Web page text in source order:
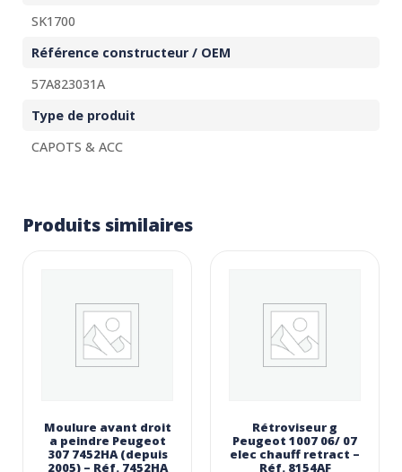
SK1700
Référence constructeur / OEM
57A823031A
Type de produit
CAPOTS & ACC
Produits similaires
Moulure avant droit
a peindre Peugeot
307 7452HA (depuis
2005) – Réf. 7452HA
Rétroviseur g
Peugeot 1007 06/ 07
elec chauff retract –
Réf. 8154AF